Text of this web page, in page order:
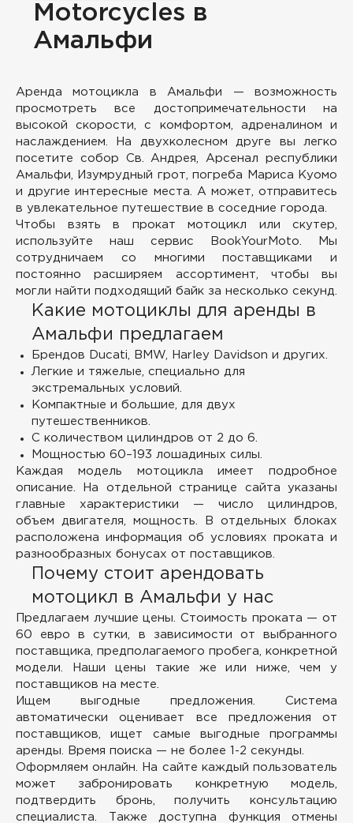
Motorcycles в
Амальфи
Аренда мотоцикла в Амальфи — возможность
просмотреть все достопримечательности на
высокой скорости, с комфортом, адреналином и
наслаждением. На двухколесном друге вы легко
посетите собор Св. Андрея, Арсенал республики
Амальфи, Изумрудный грот, погреба Мариса Куомо
и другие интересные места. А может, отправитесь
в увлекательное путешествие в соседние города.
Чтобы взять в прокат мотоцикл или скутер,
используйте наш сервис BookYourMoto. Мы
сотрудничаем со многими поставщиками и
постоянно расширяем ассортимент, чтобы вы
могли найти подходящий байк за несколько секунд.
Какие мотоциклы для аренды в
Амальфи предлагаем
Брендов Ducati, BMW, Harley Davidson и других.
Легкие и тяжелые, специально для
экстремальных условий.
Компактные и большие, для двух
путешественников.
С количеством цилиндров от 2 до 6.
Мощностью 60–193 лошадиных силы.
Каждая модель мотоцикла имеет подробное
описание. На отдельной странице сайта указаны
главные характеристики — число цилиндров,
объем двигателя, мощность. В отдельных блоках
расположена информация об условиях проката и
разнообразных бонусах от поставщиков.
Почему стоит арендовать
мотоцикл в Амальфи у нас
Предлагаем лучшие цены.
Стоимость проката — от
60 евро в сутки, в зависимости от выбранного
поставщика, предполагаемого пробега, конкретной
модели. Наши цены такие же или ниже, чем у
поставщиков на месте.
Ищем выгодные предложения.
Система
автоматически оценивает все предложения от
поставщиков, ищет самые выгодные программы
аренды. Время поиска — не более 1-2 секунды.
Оформляем онлайн.
На сайте каждый пользователь
может забронировать конкретную модель,
подтвердить бронь, получить консультацию
специалиста. Также доступна функция отмены